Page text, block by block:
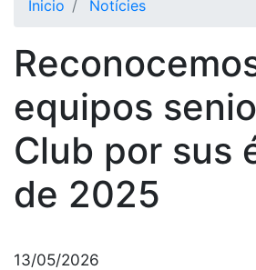
Historia
Nuestra
historia
Cronología
Presidentes
Organización
directiva
Inicio Notícies
equipos
Club por sus
de 2025
13/05/2026